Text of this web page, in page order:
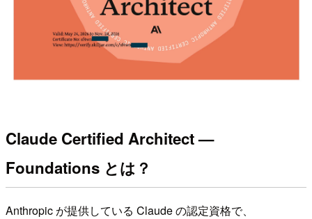
Claude Certified Architect —
Foundations とは？
Anthropic が提供している Claude の認定資格で、